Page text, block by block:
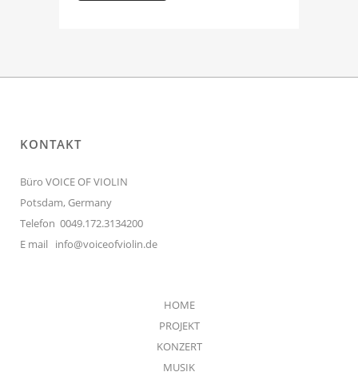
KONTAKT
Büro VOICE OF VIOLIN
Potsdam, Germany
Telefon 0049.172.3134200
E mail info@voiceofviolin.de
HOME
PROJEKT
KONZERT
MUSIK